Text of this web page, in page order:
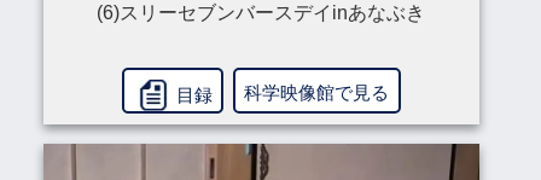
(6)スリーセブンバースデイinあなぶき
目録 科学映像館で見る